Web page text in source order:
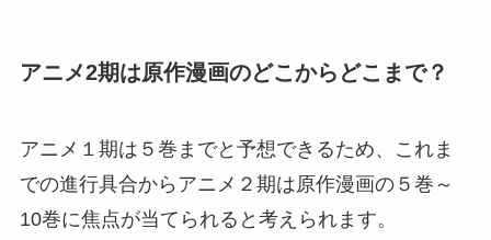
アニメ2期は原作漫画のどこからどこまで？
アニメ１期は５巻までと予想できるため、これま
での進行具合からアニメ２期は原作漫画の５巻～
10巻に焦点が当てられると考えられます。